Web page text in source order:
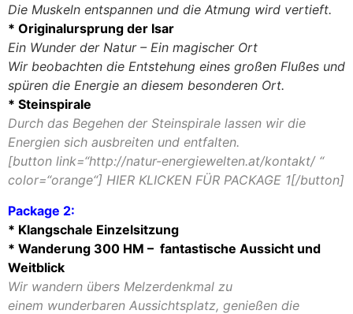
Die Muskeln entspannen und die Atmung wird vertieft.
* Originalursprung der Isar
Ein Wunder der Natur – Ein magischer Ort
Wir beobachten die Entstehung eines großen Flußes und
spüren die Energie an diesem besonderen Ort.
* Steinspirale
Durch das Begehen der Steinspirale lassen wir die
Energien sich ausbreiten und entfalten.
[button link=“http://natur-energiewelten.at/kontakt/ “
color=“orange“] HIER KLICKEN FÜR PACKAGE 1[/button]
Package 2:
* Klangschale Einzelsitzung
* Wanderung 300 HM – fantastische Aussicht und
Weitblick
Wir wandern übers Melzerdenkmal zu
einem wunderbaren Aussichtsplatz, genießen die